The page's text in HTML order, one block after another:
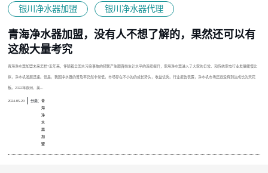
银川净水器加盟
银川净水器代理
青海净水器加盟，没有人不想了解的，果然还可以有
这般大量考究
青海净水器加盟未来怎样?近年来，伴随着全国水污染事故的频繁产生跟百姓生计水平的连续提升，家用净水器进入了大家的日常。和传统家电行业发展缓慢比
拟，净水机发展迅速。但是，我国净水器的普及率仍然非常低，市场存在不小的的成长势头，收益优秀。行业报告表露，净水机市场还远没有到达成长的天花
板。2022年欧洲、美...
2024-05-20 分类： 青
海
净
水
器
加
盟